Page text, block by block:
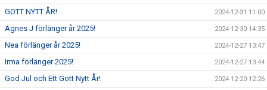
GOTT NYTT ÅR! 2024-12-31 11:00
Agnes J förlänger år 2025! 2024-12-30 14:35
Nea förlänger år 2025! 2024-12-27 13:47
Irma förlänger 2025! 2024-12-27 13:44
God Jul och Ett Gott Nytt År! 2024-12-20 12:26